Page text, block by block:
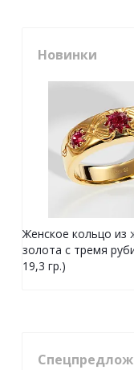
Новинки
Женское кольцо из
золота с тремя
19,3 гр.)